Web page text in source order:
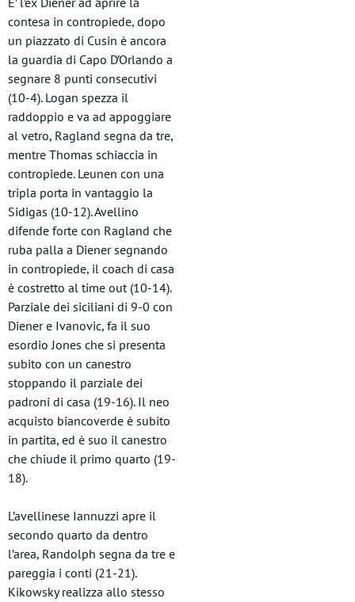
contesa in contropiede, dopo
un piazzato di Cusin è ancora
la guardia di Capo D’Orlando a
segnare 8 punti consecutivi
(10-4). Logan spezza il
raddoppio e va ad appoggiare
al vetro, Ragland segna da tre,
mentre Thomas schiaccia in
contropiede. Leunen con una
tripla porta in vantaggio la
Sidigas (10-12). Avellino
difende forte con Ragland che
ruba palla a Diener segnando
in contropiede, il coach di casa
è costretto al time out (10-14).
Parziale dei siciliani di 9-0 con
Diener e Ivanovic, fa il suo
esordio Jones che si presenta
subito con un canestro
stoppando il parziale dei
padroni di casa (19-16). Il neo
acquisto biancoverde è subito
in partita, ed è suo il canestro
che chiude il primo quarto (19-
18).
L’avellinese Iannuzzi apre il
secondo quarto da dentro
l’area, Randolph segna da tre e
pareggia i conti (21-21).
Kikowsky realizza allo stesso